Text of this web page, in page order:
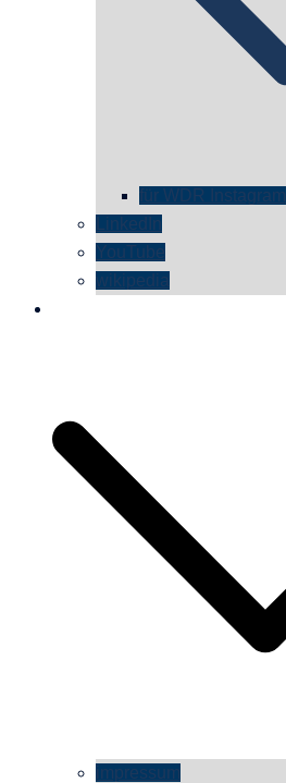
für WDR Instagram
LinkedIn
YouTube
wikipedia
impressum